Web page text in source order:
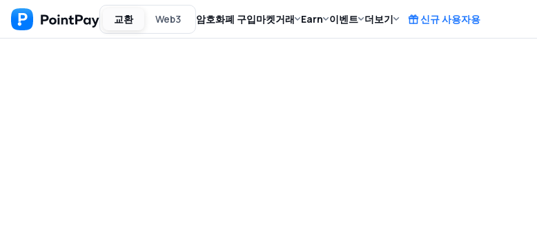
교환 Web3 암호화폐 구입마켓거래 Earn 이벤트 더보기 신규 사용자용